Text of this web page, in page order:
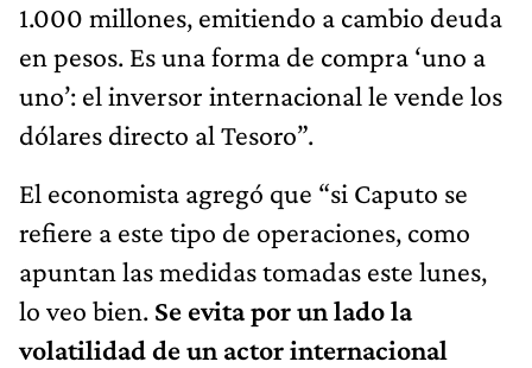
1.000 millones, emitiendo a cambio deuda
en pesos. Es una forma de compra ‘uno a
uno’: el inversor internacional le vende los
dólares directo al Tesoro”.
El economista agregó que “si Caputo se
refiere a este tipo de operaciones, como
apuntan las medidas tomadas este lunes,
lo veo bien. Se evita por un lado la
volatilidad de un actor internacional